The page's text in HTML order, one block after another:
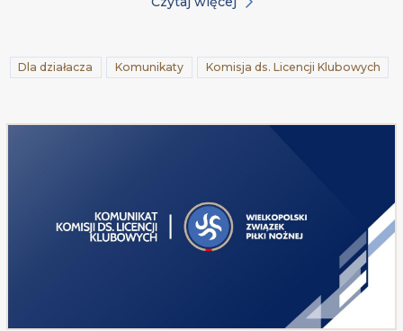
Dla działacza Komunikaty Komisja ds. Licencji Klubowych